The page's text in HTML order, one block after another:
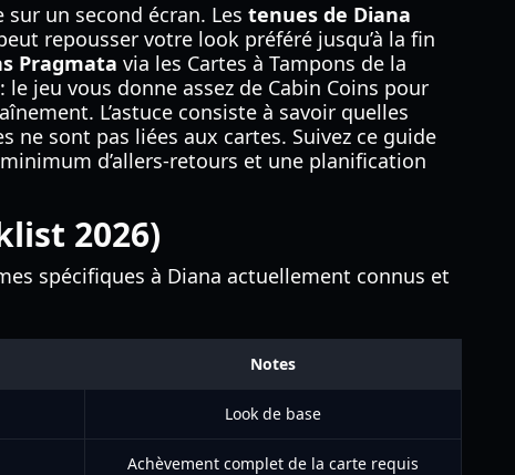
un second écran. Les tenues de Diana
repousser votre look préféré jusqu’à la fin
Pragmata via les Cartes à Tampons de la
jeu vous donne assez de Cabin Coins pour
L’astuce consiste à savoir quelles
sont pas liées aux cartes. Suivez ce guide
d’allers-retours et une planification
2026)
spécifiques à Diana actuellement connus et
Notes
Look de base
Achèvement complet de la carte requis